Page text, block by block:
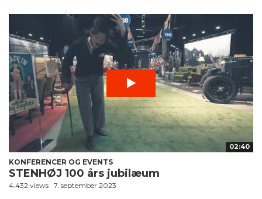
02:40
KONFERENCER OG EVENTS
STENHØJ 100 års jubilæum
4.432 views 7. september 2023